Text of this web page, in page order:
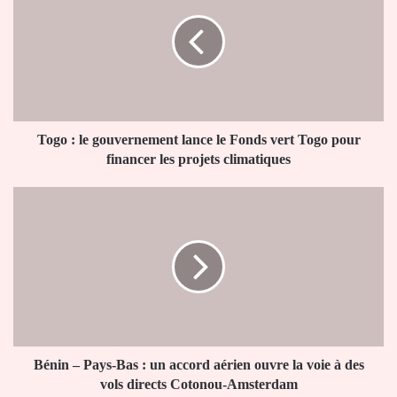
Togo
Togo : le gouvernement lance le Fonds vert Togo pour
financer les projets climatiques
ouvre
Bénin – Pays-Bas : un accord aérien ouvre la voie à des
vols directs Cotonou-Amsterdam